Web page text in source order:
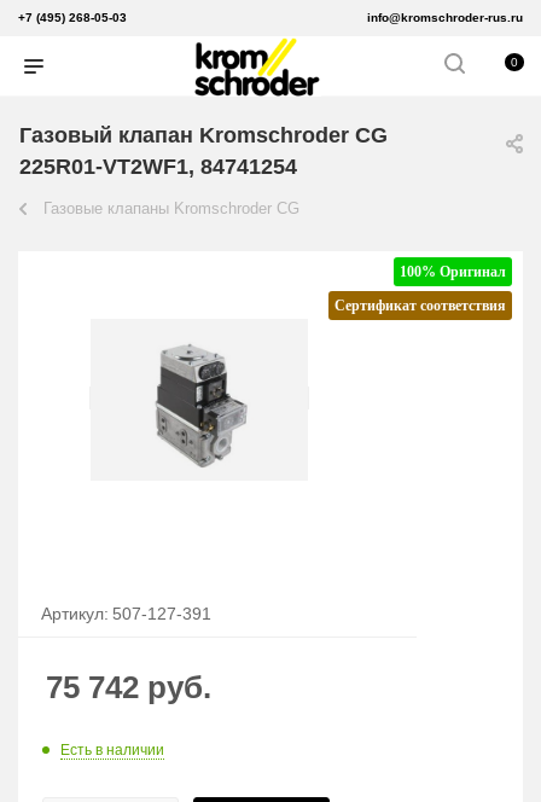
+7 (495) 268-05-03 info@kromschroder-rus.ru
0
Газовый клапан Kromschroder CG
225R01-VT2WF1, 84741254
Газовые клапаны Kromschroder CG
100% Оригинал
Сертификат соответствия
Артикул: 507-127-391
75 742 руб.
Есть в наличии